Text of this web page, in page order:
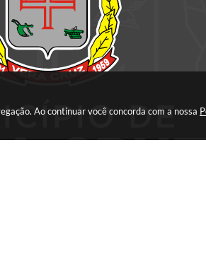
Ao continuar você concorda com a nossa